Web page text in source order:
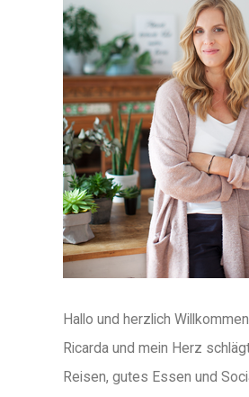
Hallo und herzlich
Ricarda und mein Herz
Reisen, gutes Essen und